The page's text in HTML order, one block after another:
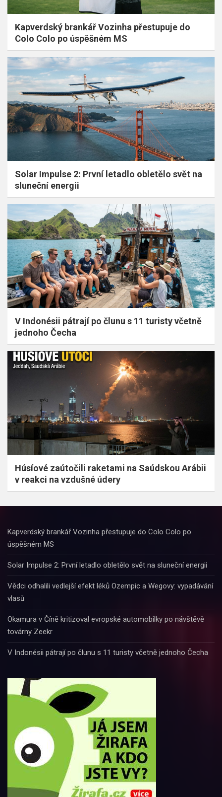
Kapverdský brankář Vozinha přestupuje do
Colo Colo po úspěšném MS
Solar Impulse 2: První letadlo obletělo svět na
sluneční energii
V Indonésii pátrají po člunu s 11 turisty včetně
jednoho Čecha
Húsíové zaútočili raketami na Saúdskou Arábii
v reakci na vzdušné údery
Kapverdský brankář Vozinha přestupuje do Colo Colo po
úspěšném MS
Solar Impulse 2: První letadlo obletělo svět na sluneční energii
Vědci odhalili vedlejší efekt léků Ozempic a Wegovy: vypadávání
vlasů
Okamura v Číně kritizoval evropské automobilky po návštěvě
továrny Zeekr
V Indonésii pátrají po člunu s 11 turisty včetně jednoho Čecha